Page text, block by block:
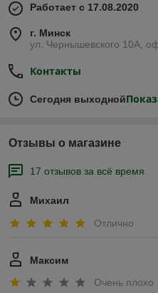
Работает с 17.08.2020
г. Минск
ул. Чернышевского 10А,
Контакты
Сегодня выходной
Отзывы о магазине
17 отзывов за всё время
Михаил
Отлично
Максим
Очень плохо